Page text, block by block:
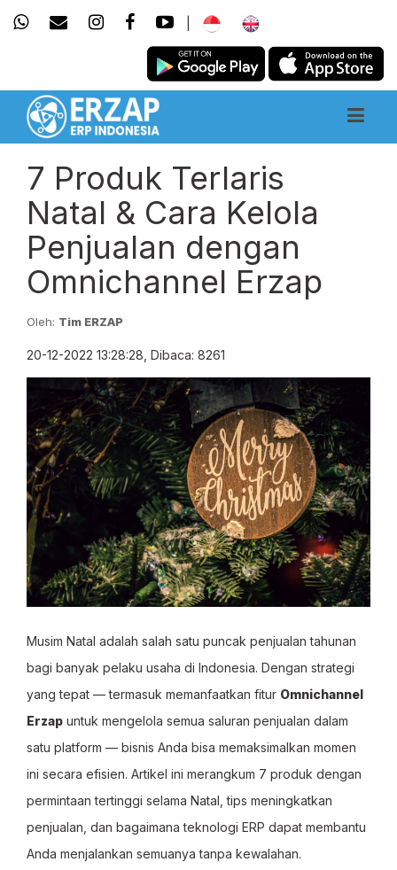
7 Produk Terlaris
Natal & Cara Kelola
Penjualan dengan
Omnichannel Erzap
Oleh: Tim ERZAP
20-12-2022 13:28:28, Dibaca: 8261
Musim Natal adalah salah satu puncak penjualan tahunan
bagi banyak pelaku usaha di Indonesia. Dengan strategi
yang tepat — termasuk memanfaatkan fitur Omnichannel
Erzap untuk mengelola semua saluran penjualan dalam
satu platform — bisnis Anda bisa memaksimalkan momen
ini secara efisien. Artikel ini merangkum 7 produk dengan
permintaan tertinggi selama Natal, tips meningkatkan
penjualan, dan bagaimana teknologi ERP dapat membantu
Anda menjalankan semuanya tanpa kewalahan.